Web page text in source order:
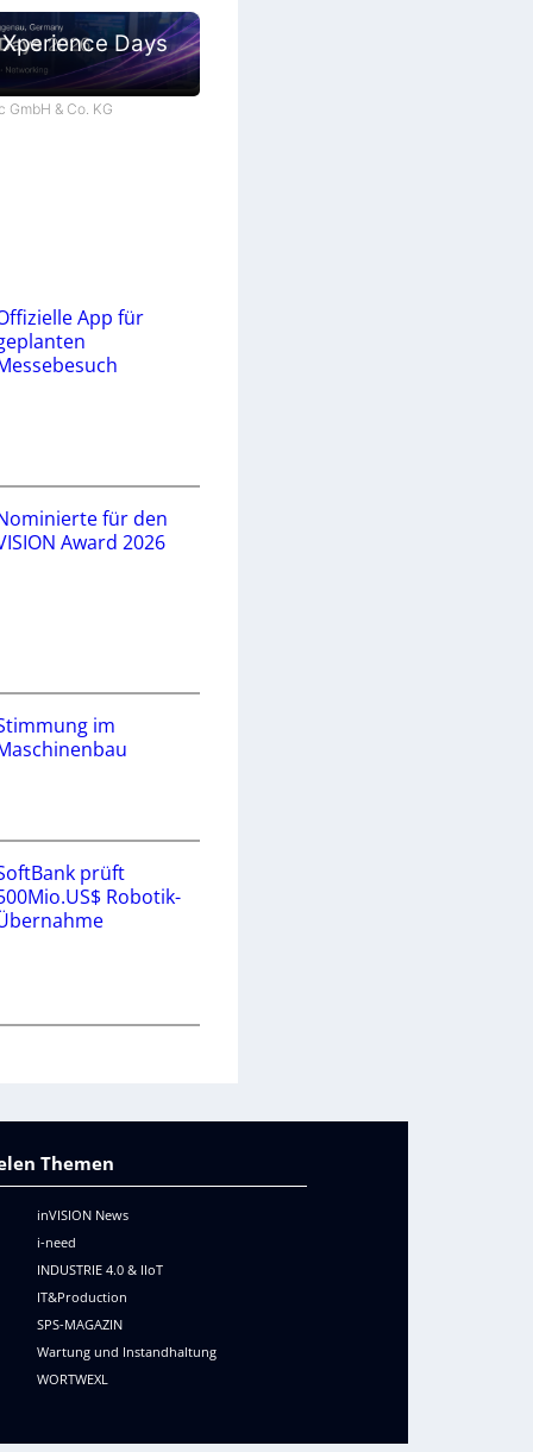
Days
GmbH & Co. KG
App für
für den
Award 2026
im
prüft
Robotik-
Themen
inVISION News
i-need
INDUSTRIE 4.0 & IIoT
IT&Production
SPS-MAGAZIN
Wartung und Instandhaltung
WORTWEXL